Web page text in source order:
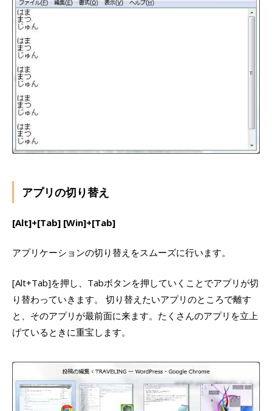
アプリの切り替え
[Alt]+[Tab] [Win]+[Tab]
アプリケーションの切り替えをスムーズに行います。
[Alt+Tab]を押し、Tabボタンを押していくことでアプリが切
り替わっていきます。 切り替えたいアプリのところで離す
と、そのアプリが最前面に来ます。たくさんのアプリを立上
げているときに重宝します。